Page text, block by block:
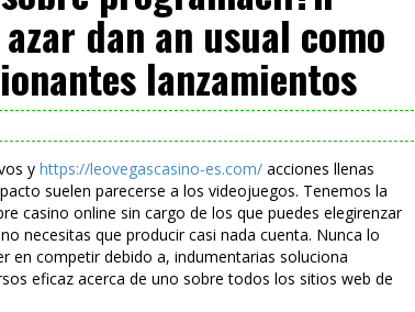
dan an usual como
lanzamientos
y https://leovegascasino-es.com/ acciones llenas
suelen parecerse a los videojuegos. Tenemos la
casino online sin cargo de los que puedes elegirenzar
necesitas que producir casi nada cuenta. Nunca lo
competir debido a, indumentarias soluciona
eficaz acerca de uno sobre todos los sitios web de